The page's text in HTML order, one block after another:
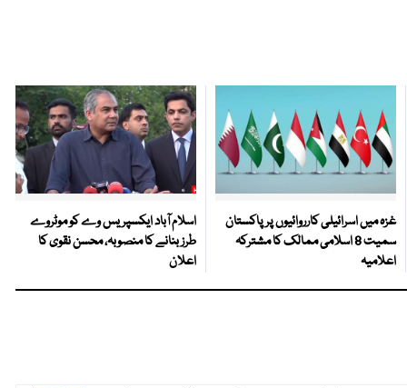
غزہ میں اسرائیلی کارروائیوں پر پاکستان
سمیت 8 اسلامی ممالک کا مشترکہ
اعلامیہ
اسلام آباد ایکسپریس وے کو موٹروے
طرز بنانے کا منصوبہ، محسن نقوی کا
اعلان